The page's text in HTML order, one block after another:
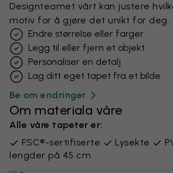
Designteamet vårt kan justere
motiv for å gjøre det unikt for deg.
Endre størrelse eller farger
Legg til eller fjern et objekt
Personaliser en detalj
Lag ditt eget tapet fra et bilde
Be om endringer
Om materiala våre
Alle våre tapeter er:
FSC®-sertifiserte
Lysekte
lengder på 45 cm